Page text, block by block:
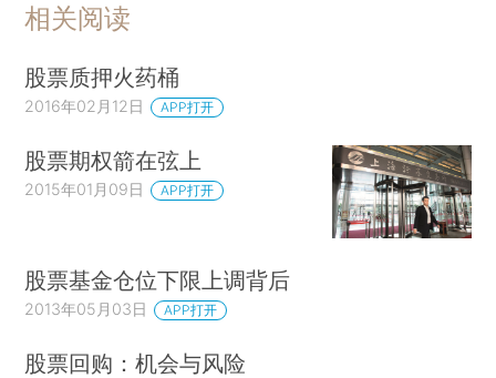
相关阅读
股票质押火药桶
2016年02月12日 APP打开
股票期权箭在弦上
2015年01月09日 APP打开
股票基金仓位下限上调背后
2013年05月03日 APP打开
股票回购：机会与风险